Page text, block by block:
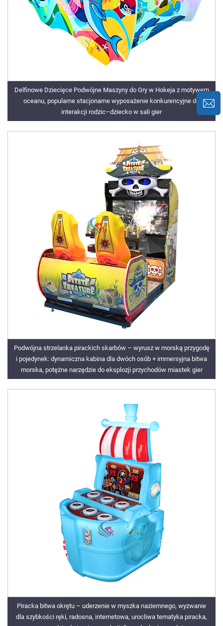
Delfinowe Dziecięce Podwójne Maszyny do Gry w Hokeja z motywem
oceanu, popularne stacjonarne wyposażenie konkurencyjne do
interakcji rodzic–dziecko w sali gier
Podwójna strzelanka pirackich skarbów – wyrusz w morską przygodę
i pojedynek: dynamiczna kabina dla dwóch osób + immersyjna bitwa
morska, potężne narzędzie do eksplozji przychodów miastek gier
Piracka bitwa okrętu – uderzenie w myszka naziemnego, wyzwanie
dla szybkości ręki, radosna, internetowa, urocliwa tematyka piracka,